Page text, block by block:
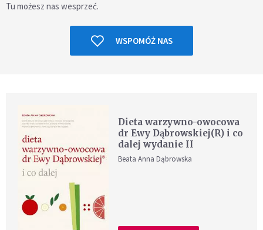
Tu możesz nas wesprzeć.
WSPOMÓŻ NAS
Dieta warzywno-owocowa
dr Ewy Dąbrowskiej(R) i co
dalej wydanie II
Beata Anna Dąbrowska